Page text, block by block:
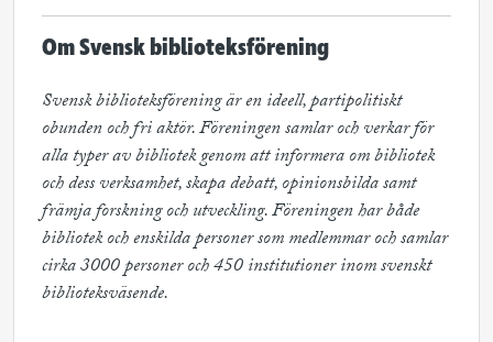
Om Svensk biblioteksförening
Svensk biblioteksförening är en ideell, partipolitiskt
obunden och fri aktör. Föreningen samlar och verkar för
alla typer av bibliotek genom att informera om bibliotek
och dess verksamhet, skapa debatt, opinionsbilda samt
främja forskning och utveckling. Föreningen har både
bibliotek och enskilda personer som medlemmar och samlar
cirka 3000 personer och 450 institutioner inom svenskt
biblioteksväsende.